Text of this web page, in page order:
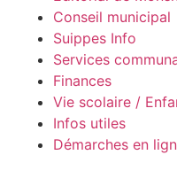
Conseil municipal
Suippes Info
Services
Finances
Vie scolaire /
Infos utiles
Démarches en